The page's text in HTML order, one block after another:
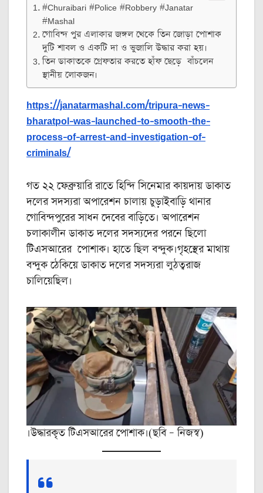
#Churaibari #Police #Robbery #Janatar
#Mashal
গোবিন্দ পুর এলাকার জঙ্গল থেকে তিন জোড়া পোশাক
দুটি শাবল ও একটি দা ও ভুজালি উদ্ধার করা হয়।
তিন ডাকাতকে গ্রেফতার করতে হাঁফ ছেড়ে বাঁচলেন
স্থানীয় লোকজন।
https://janatarmashal.com/tripura-news-
bharatpol-was-launched-to-smooth-the-
process-of-arrest-and-investigation-of-
criminals/
গত ২২ ফেব্রুয়ারি রাতে হিন্দি সিনেমার কায়দায় ডাকাত
দলের সদস্যরা অপারেশন চালায় চুড়াইবাড়ি থানার
গোবিন্দপুরের সাধন দেবের বাড়িতে। অপারেশন
চলাকালীন ডাকাত দলের সদস্যদের পরনে ছিলো
টিএসআরের পোশাক। হাতে ছিল বন্দুক।গৃহস্থের মাথায়
বন্দুক ঠেকিয়ে ডাকাত দলের সদস্যরা লুঠত্বরাজ
চালিয়েছিল।
।উদ্ধারকৃত টিএসআরের পোশাক।(ছবি – নিজস্ব)